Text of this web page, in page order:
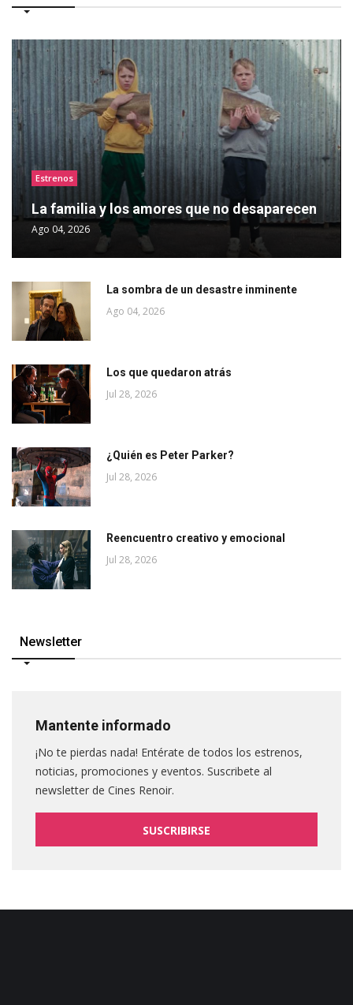
Estrenos
La familia y los amores que no desaparecen
Ago 04, 2026
La sombra de un desastre inminente
Ago 04, 2026
Los que quedaron atrás
Jul 28, 2026
¿Quién es Peter Parker?
Jul 28, 2026
Reencuentro creativo y emocional
Jul 28, 2026
Newsletter
Mantente informado
¡No te pierdas nada! Entérate de todos los estrenos,
noticias, promociones y eventos. Suscribete al
newsletter de Cines Renoir.
SUSCRIBIRSE